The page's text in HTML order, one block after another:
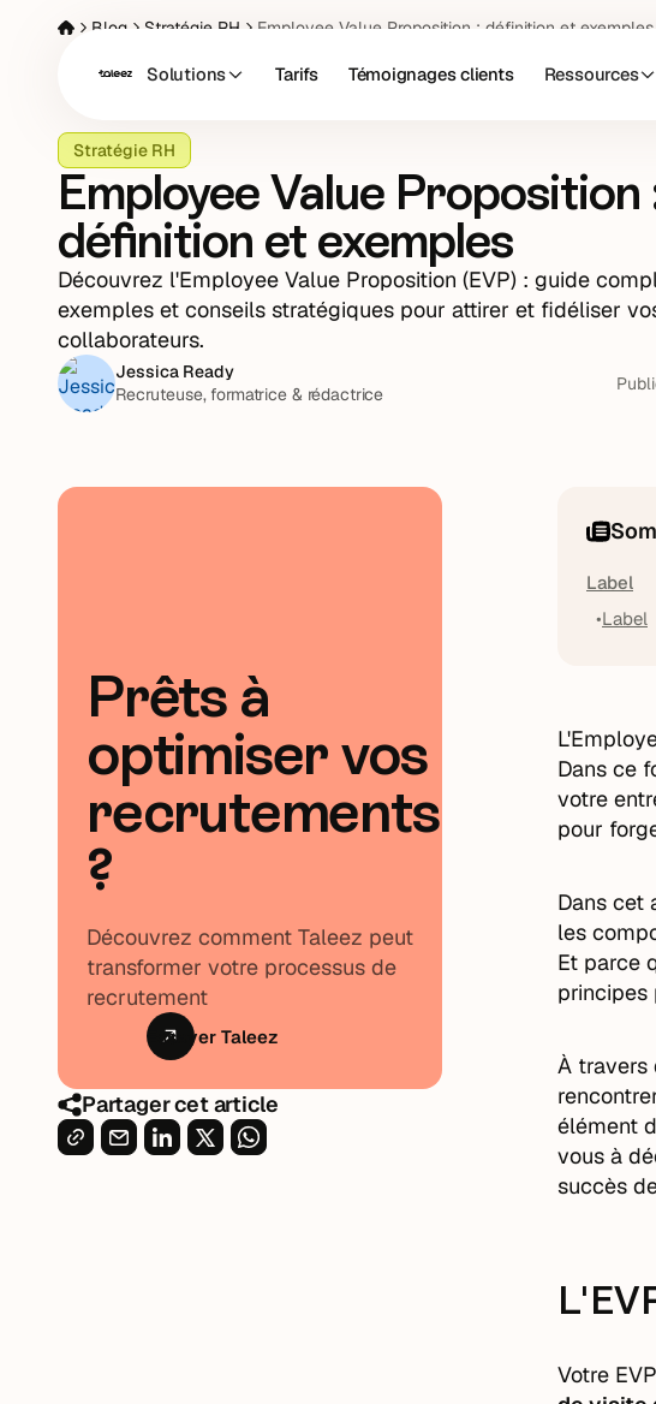
Solutions Tarifs Témoignages clients Ressources
Blog Stratégie RH Employee Value Proposition : définition et exemples
Stratégie RH
Employee Value Proposition
définition et exemples
Découvrez l'Employee Value Proposition (EVP) : guide
exemples et conseils stratégiques pour attirer et fidéliser
collaborateurs.
Jessica Ready
Recruteuse, formatrice & rédactrice
Prêts à
optimiser vos
recrutements
?
Découvrez comment Taleez peut
transformer votre processus de
recrutement
Essayer Taleez
Partager cet article
Label
Label
Dans ce
votre
pour
Dans cet
les
Et parce
principes
À travers
élément
vous à
succès
Votre